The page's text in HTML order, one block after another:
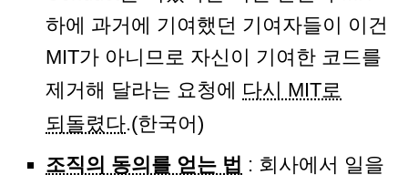
하에 과거에 기여했던 기여자들이 이건
MIT가 아니므로 자신이 기여한 코드를
제거해 달라는 요청에 다시 MIT로
되돌렸다.(한국어)
조직의 동의를 얻는 법 : 회사에서 일을